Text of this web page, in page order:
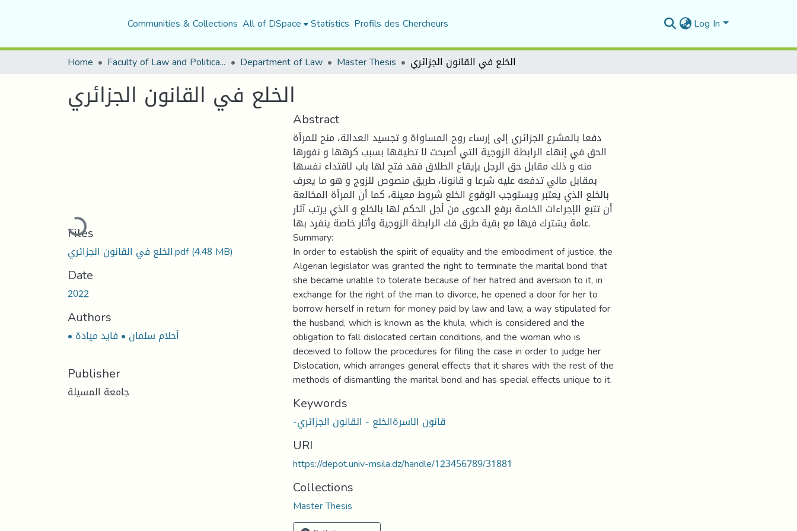
Communities & Collections All of DSpace Statistics Profils des Chercheurs Log In
Home Faculty of Law and Political Science Department of Law Master Thesis الخلع في القانون الجزائري
الخلع في القانون الجزائري
Loading...
Files
الخلع في القانون الجزائري.pdf(4.48 MB)
Date
2022
Authors
• أحلام سلمان • فايد ميادة
Publisher
جامعة المسيلة
Abstract
دفعا بالمشرع الجزائري إلى إرساء روح المساواة و تجسيد العدالة، منح للمرأة
الحق في إنهاء الرابطة الزوجية التي أصبحت لا تطيقها بسبب كرهها و نفورها
منه و ذلك مقابل حق الرجل بإيقاع الطلاق فقد فتح لها باب لاقتداء نفسها
بمقابل مالي تدفعه عليه شرعا و قانونا، طريق منصوص للزوج و هو ما يعرف
بالخلع الذي يعتبر ويستوجب الوقوع الخلع شروط معينة، كما أن المرأة المخالعة
أن تتبع الإجراءات الخاصة برفع الدعوى من أجل الحكم لها بالخلع و الذي يرتب آثار
عامة يشترك فيها مع بقية طرق فك الرابطة الزوجية وأثار خاصة ينفرد بها.
Summary:
In order to establish the spirit of equality and the embodiment of justice, the
Algerian legislator was granted the right to terminate the marital bond that
she became unable to tolerate because of her hatred and aversion to it, in
exchange for the right of the man to divorce, he opened a door for her to
borrow herself in return for money paid by law and law, a way stipulated for
the husband, which is known as the khula, which is considered and the
obligation to fall dislocated certain conditions, and the woman who is
deceived to follow the procedures for filing the case in order to judge her
Dislocation, which arranges general effects that it shares with the rest of the
methods of dismantling the marital bond and has special effects unique to it.
Keywords
-قانون الاسرةالخلع - القانون الجزائري
URI
https://depot.univ-msila.dz/handle/123456789/31881
Collections
Master Thesis